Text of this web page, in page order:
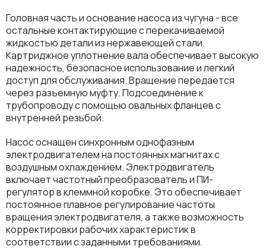
Головная часть и основание насоса из чугуна - все
остальные контактирующие с перекачиваемой
жидкостью детали из нержавеющей стали.
Картриджное уплотнение вала обеспечивает высокую
надежность, безопасное использование и легкий
доступ для обслуживания. Вращение передается
через разъемную муфту. Подсоединение к
трубопроводу с помощью овальных фланцев с
внутренней резьбой.
Насос оснащен синхронным однофазным
электродвигателем на постоянных магнитах с
воздушным охлаждением. Электродвигатель
включает частотный преобразователь и ПИ-
регулятор в клеммной коробке. Это обеспечивает
постоянное плавное регулирование частоты
вращения электродвигателя, а также возможность
корректировки рабочих характеристик в
соответствии с заданными требованиями.